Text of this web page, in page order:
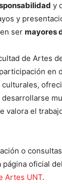
y
y
ser mayores
de Artes
en
valora el
o
oficial
Artes UNT.